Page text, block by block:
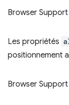
Browser Support
Les propriétés
positionnement
Browser Support